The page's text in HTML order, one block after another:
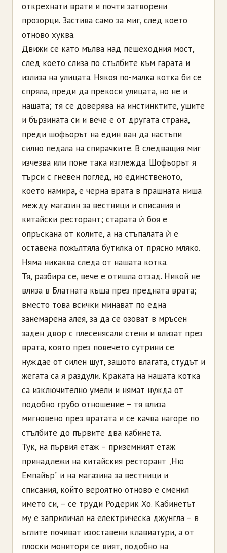
открехнати врати и почти затворени
прозорци. Застива само за миг, след което
отново хуква.
Движи се като мълва над пешеходния мост,
след което слиза по стълбите към гарата и
излиза на улицата. Някоя по-малка котка би се
спряла, преди да прекоси улицата, но не и
нашата; тя се доверява на инстинктите, ушите
и бързината си и вече е от другата страна,
преди шофьорът на един ван да настъпи
силно педала на спирачките. В следващия миг
изчезва или поне така изглежда. Шофьорът я
търси с гневен поглед, но единственото,
което намира, е черна врата в прашната ниша
между магазин за вестници и списания и
китайски ресторант; старата ѝ боя е
опръскана от колите, а на стъпалата ѝ е
оставена пожълтяла бутилка от прясно мляко.
Няма никаква следа от нашата котка.
Тя, разбира се, вече е отишла отзад. Никой не
влиза в Блатната къща през предната врата;
вместо това всички минават по една
занемарена алея, за да се озоват в мръсен
заден двор с плесенясали стени и влизат през
врата, която през повечето сутрини се
нуждае от силен шут, защото влагата, студът и
жегата са я раздули. Краката на нашата котка
са изключително умели и нямат нужда от
подобно грубо отношение – тя влиза
мигновено през вратата и се качва нагоре по
стълбите до първите два кабинета.
Тук, на първия етаж – приземният етаж
принадлежи на китайския ресторант „Ню
Емпайър“ и на магазина за вестници и
списания, който вероятно отново е сменил
името си, – се труди Родерик Хо. Кабинетът
му е заприличал на електрическа джунгла – в
ъглите почиват изоставени клавиатури, а от
плоски монитори се вият, подобно на